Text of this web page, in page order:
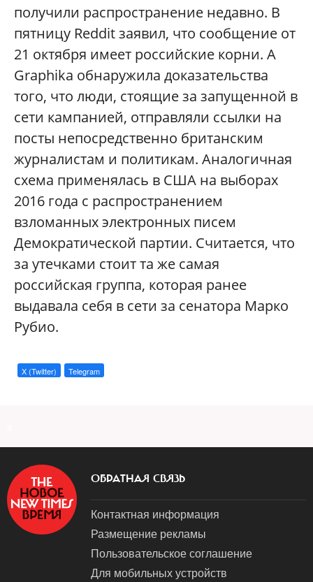
получили распространение недавно. В
пятницу Reddit заявил, что сообщение от
21 октября имеет российские корни. А
Graphika обнаружила доказательства
того, что люди, стоящие за запущенной в
сети кампанией, отправляли ссылки на
посты непосредственно британским
журналистам и политикам. Аналогичная
схема применялась в США на выборах
2016 года с распространением
взломанных электронных писем
Демократической партии. Считается, что
за утечками стоит та же самая
российская группа, которая ранее
выдавала себя в сети за сенатора Марко
Рубио.
X (Twitter) Telegram
ОБРАТНАЯ СВЯЗЬ
Контактная информация
Размещение рекламы
Пользовательское соглашение
Для мобильных устройств